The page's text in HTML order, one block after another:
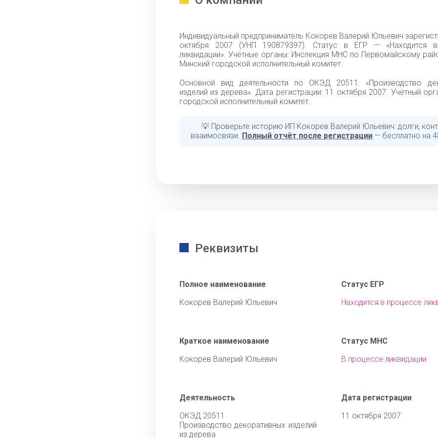
Индивидуальный предприниматель Кокорев Валерий Юльевич
октября 2007 (УНП 190879397). Статус в ЕГР — «Находится
ликвидации». Учётные органы: Инспекция МНС по Первомайскому
Минский городской исполнительный комитет.
Основной вид деятельности по ОКЭД 20511: «Производство
изделий из дерева». Дата регистрации: 11 октября 2007. Учётный
городской исполнительный комитет.
💡 Проверьте историю ИП Кокорев Валерий Юльевич: долги,
взаимосвязи. Полный отчёт после регистрации — бесплатно на
Реквизиты
Полное наименование
Кокорев Валерий Юльевич
Статус ЕГР
Находится в процессе
Краткое наименование
Кокорев Валерий Юльевич
Статус МНС
В процессе ликвидации
Деятельность
ОКЭД 20511
Производство декоративных изделий
из дерева
Дата регистрации
11 октября 2007